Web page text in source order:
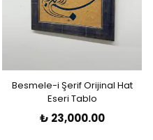
Besmele-i Şerif Orijinal Hat
Eseri Tablo
₺ 23,000.00